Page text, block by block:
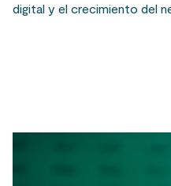
digital y el crecimiento del